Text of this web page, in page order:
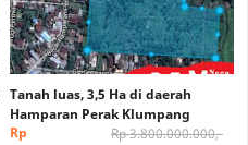
Tanah luas, 3,5 Ha di daerah
Hamparan Perak Klumpang
Rp 3.800.000.000,-
Rp